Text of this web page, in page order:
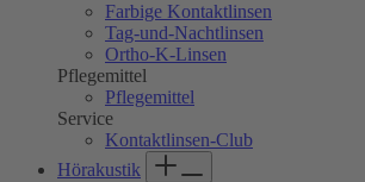
Farbige Kontaktlinsen
Tag-und-Nachtlinsen
Ortho-K-Linsen
Pflegemittel
Pflegemittel
Service
Kontaktlinsen-Club
Hörakustik